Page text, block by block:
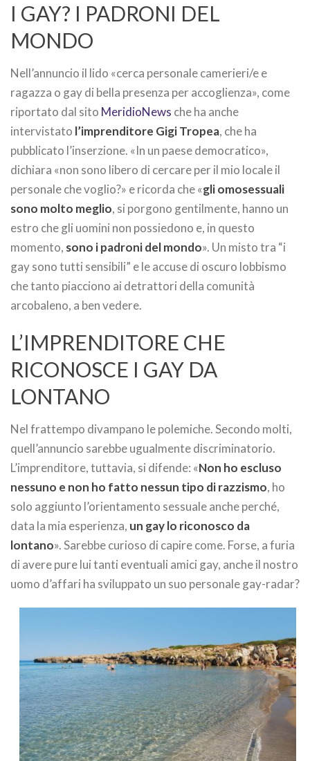
I GAY? I PADRONI DEL
MONDO
Nell’annuncio il lido «cerca personale camerieri/e e
ragazza o gay di bella presenza per accoglienza», come
riportato dal sito MeridioNews che ha anche
intervistato l’imprenditore Gigi Tropea, che ha
pubblicato l’inserzione. «In un paese democratico»,
dichiara «non sono libero di cercare per il mio locale il
personale che voglio?» e ricorda che «gli omosessuali
sono molto meglio, si porgono gentilmente, hanno un
estro che gli uomini non possiedono e, in questo
momento, sono i padroni del mondo». Un misto tra “i
gay sono tutti sensibili” e le accuse di oscuro lobbismo
che tanto piacciono ai detrattori della comunità
arcobaleno, a ben vedere.
L’IMPRENDITORE CHE
RICONOSCE I GAY DA
LONTANO
Nel frattempo divampano le polemiche. Secondo molti,
quell’annuncio sarebbe ugualmente discriminatorio.
L’imprenditore, tuttavia, si difende: «Non ho escluso
nessuno e non ho fatto nessun tipo di razzismo, ho
solo aggiunto l’orientamento sessuale anche perché,
data la mia esperienza, un gay lo riconosco da
lontano». Sarebbe curioso di capire come. Forse, a furia
di avere pure lui tanti eventuali amici gay, anche il nostro
uomo d’affari ha sviluppato un suo personale gay-radar?